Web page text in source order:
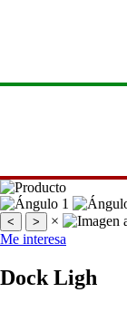
< >
×
Me interesa
Dock Ligh